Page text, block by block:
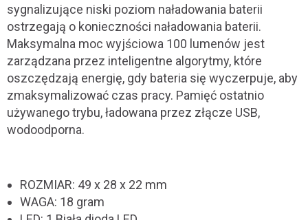
sygnalizujące niski poziom naładowania baterii
ostrzegają o konieczności naładowania baterii.
Maksymalna moc wyjściowa 100 lumenów jest
zarządzana przez inteligentne algorytmy, które
oszczędzają energię, gdy bateria się wyczerpuje, aby
zmaksymalizować czas pracy. Pamięć ostatnio
używanego trybu, ładowana przez złącze USB,
wodoodporna.
ROZMIAR: 49 x 28 x 22 mm
WAGA: 18 gram